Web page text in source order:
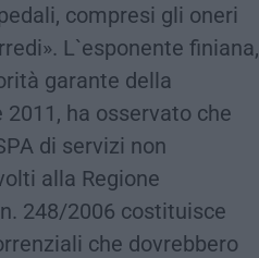
compresi gli oneri
L`esponente finiana,
garante della
ha osservato che
di servizi non
alla Regione
248/2006 costituisce
che dovrebbero